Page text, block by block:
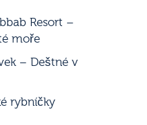
Resort –
moře
– Deštné v
rybníčky